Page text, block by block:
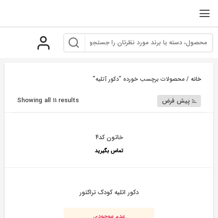
خانه / محصولات برچسب خورده “دکور آتلیه”
Showing all 11 results پیش فرض
خاتون کد۴
تماس بگیرید
دکور اتلیه کودک تراکتور
عدم موجودی